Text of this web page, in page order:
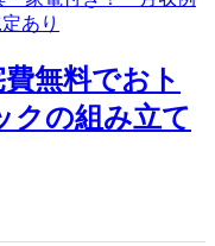
費無料でおト
の組み立て